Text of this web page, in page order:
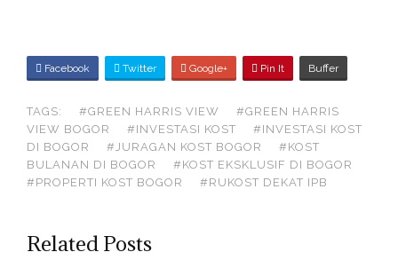
A
E
O
Facebook Twitter Google+ Pin It Buffer
TAGS: #GREEN HARRIS VIEW
#GREEN HARRIS
VIEW BOGOR
#INVESTASI KOST
#INVESTASI KOST
DI BOGOR
#JURAGAN KOST BOGOR
#KOST
BULANAN DI BOGOR
#KOST EKSKLUSIF DI BOGOR
#PROPERTI KOST BOGOR
#RUKOST DEKAT IPB
Related Posts